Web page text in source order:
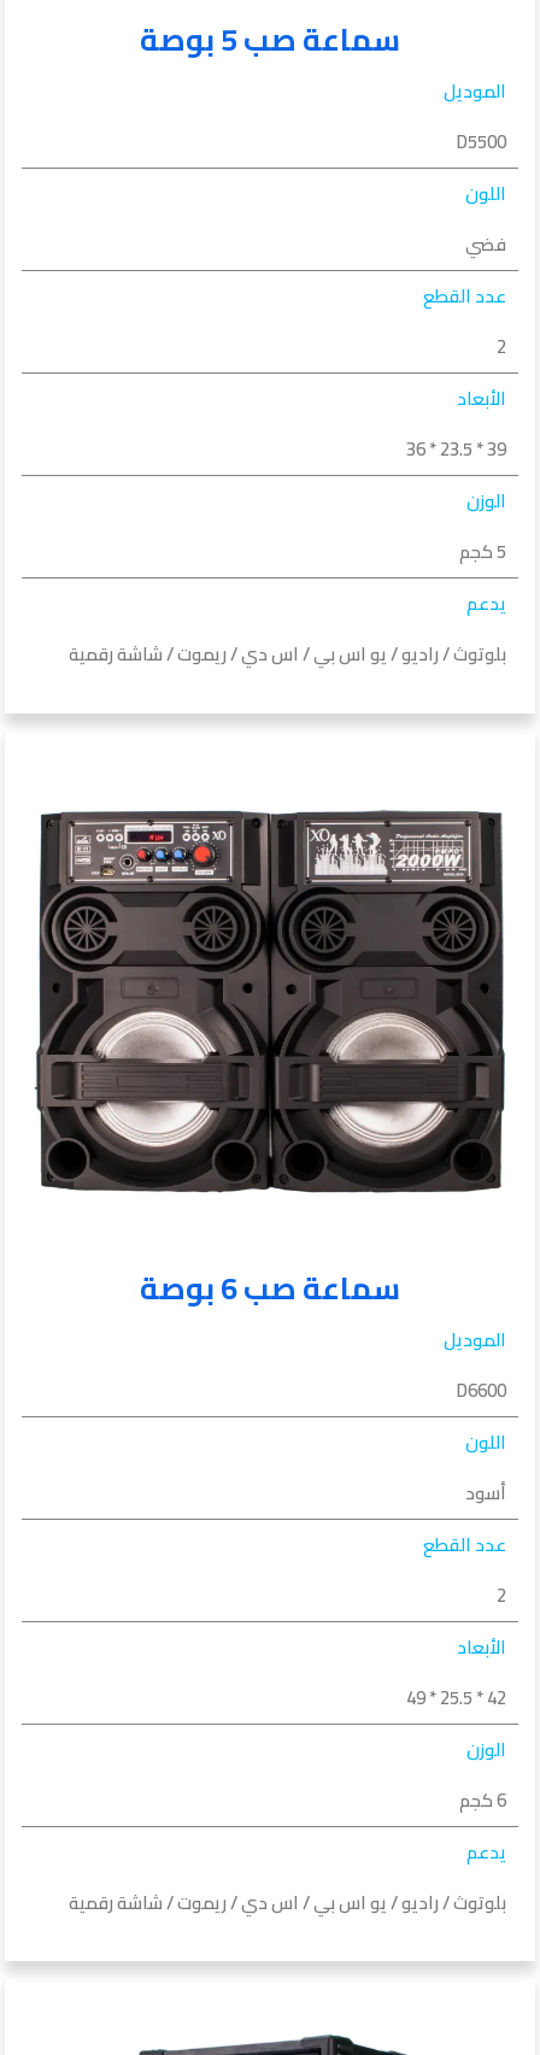
سماعة صب 5 بوصة
الموديل
D5500
اللون
فضي
عدد القطع
2
الأبعاد
39 * 23.5 * 36
الوزن
5 كجم
يدعم
بلوتوث / راديو / يو اس بي / اس دي / ريموت / شاشة رقمية
سماعة صب 6 بوصة
الموديل
D6600
اللون
أسود
عدد القطع
2
الأبعاد
42 * 25.5 * 49
الوزن
6 كجم
يدعم
بلوتوث / راديو / يو اس بي / اس دي / ريموت / شاشة رقمية